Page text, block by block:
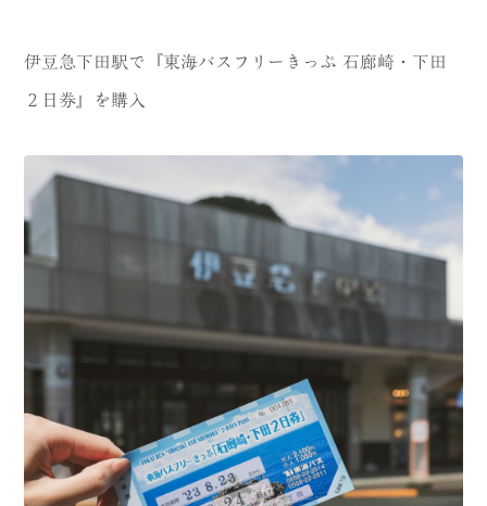
伊豆急下田駅で『東海バスフリーきっぷ 石廊崎・下田
２日券』を購入